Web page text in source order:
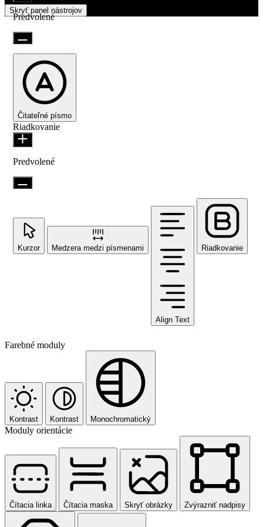
Skryť panel nástrojov
Predvolené
Čitateľné písmo
Riadkovanie
Predvolené
Kurzor Medzera medzi písmenami
Align Text
Riadkovanie
Farebné moduly
Kontrast Kontrast Monochromatický
Moduly orientácie
Čítacia linka Čítacia maska Skryť obrázky Zvýrazniť nadpisy